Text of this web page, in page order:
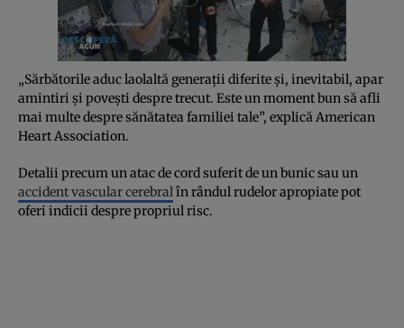
„Sărbătorile aduc laolaltă generații diferite și, inevitabil, apar
amintiri și povești despre trecut. Este un moment bun să afli
mai multe despre sănătatea familiei tale”, explică American
Heart Association.
Detalii precum un atac de cord suferit de un bunic sau un
accident vascular cerebralîn rândul rudelor apropiate pot
oferi indicii despre propriul risc.